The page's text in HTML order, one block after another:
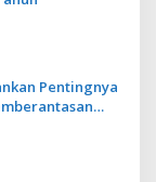
Pentingnya